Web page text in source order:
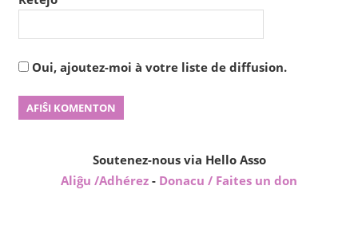
Oui, ajoutez-moi à votre liste de diffusion.
Soutenez-nous via Hello Asso
Aliĝu /Adhérez - Donacu / Faites un don